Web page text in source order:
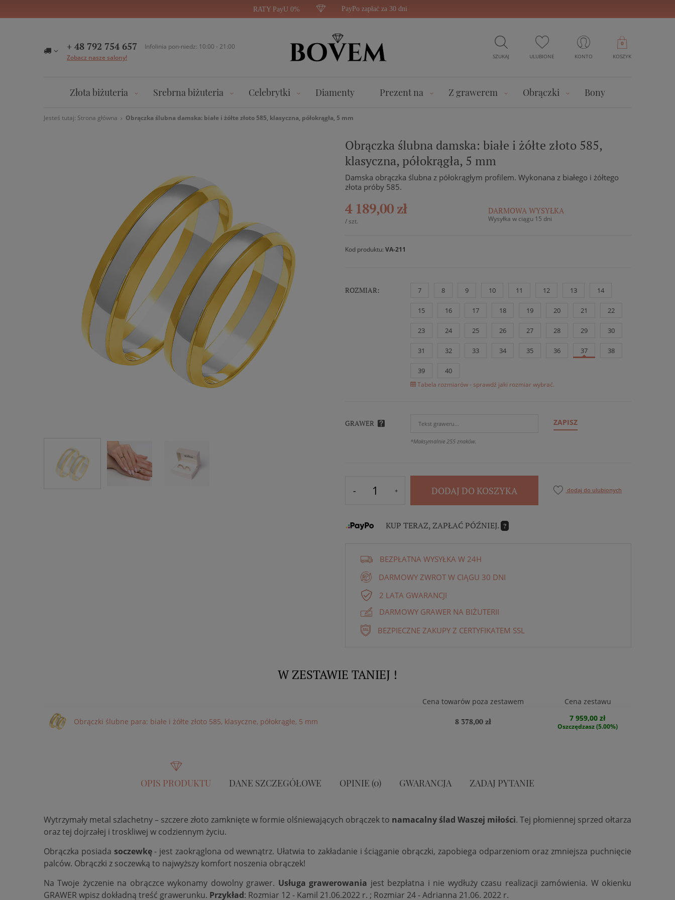
RATY PayU 0% PayPo zapłać za 30 dni
+ 48 792 754 657
Infolinia pon-niedz: 10:00 - 21:00
Zobacz nasze salony!
SZUKAJ ULUBIONE KONTO KOSZYK
0
Złota biżuteria Srebrna biżuteria Celebrytki Diamenty Prezent na Z grawerem Obrączki Bony
Jesteś tutaj: Strona główna Obrączka ślubna damska: białe i żółte złoto 585, klasyczna, półokrągła, 5 mm
Obrączka ślubna damska: białe i żółte złoto 585,
klasyczna, półokrągła, 5 mm
Damska obrączka ślubna z półokrągłym profilem. Wykonana z białego i żółtego
złota próby 585.
4 189,00 zł
/ szt.
DARMOWA WYSYŁKA
Wysyłka w ciągu 15 dni
Kod produktu: VA-211
ROZMIAR: 7 8 9 10 11 12 13 14
15 16 17 18 19 20 21 22
23 24 25 26 27 28 29 30
31 32 33 34 35 36 37 38
39 40
Tabela rozmiarów - sprawdź jaki rozmiar wybrać.
GRAWER ZAPISZ
*Maksymalnie 255 znaków.
DODAJ DO KOSZYKA dodaj do ulubionych
KUP TERAZ, ZAPŁAĆ PÓŹNIEJ. ?
BEZPŁATNA WYSYŁKA W 24H
DARMOWY ZWROT W CIĄGU 30 DNI
2 LATA GWARANCJI
DARMOWY GRAWER NA BIŻUTERII
BEZPIECZNE ZAKUPY Z CERTYFIKATEM SSL
W ZESTAWIE TANIEJ !
Cena towarów poza zestawem Cena zestawu
Obrączki ślubne para: białe i żółte złoto 585, klasyczne, półokrągłe, 5 mm 8 378,00 zł 7 959,00 zł
Oszczędzasz (5.00%)
OPIS PRODUKTU DANE SZCZEGÓŁOWE OPINIE (0) GWARANCJA ZADAJ PYTANIE
Wytrzymały metal szlachetny – szczere złoto zamknięte w formie olśniewających obrączek to namacalny ślad Waszej miłości. Tej płomiennej sprzed ołtarza
oraz tej dojrzałej i troskliwej w codziennym życiu.
Obrączka posiada soczewkę- jest zaokrąglona od wewnątrz. Ułatwia to zakładanie i ściąganie obrączki, zapobiega odparzeniom oraz zmniejsza puchnięcie
palców. Obrączki z soczewką to najwyższy komfort noszenia obrączek!
Na Twoje życzenie na obrączce wykonamy dowolny grawer. Usługa grawerowania jest bezpłatna i nie wydłuży czasu realizacji zamówienia. W okienku
GRAWER wpisz dokładną treść grawerunku. Przykład: Rozmiar 12 - Kamil 21.06.2022 r. ; Rozmiar 24 - Adrianna 21.06. 2022 r.